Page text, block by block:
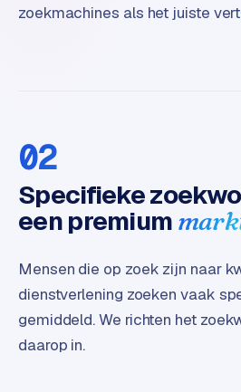
e
i
u
r
I
d
u
s
zoekmachines als het juiste
02
Specifieke
een premium
Mensen die op zoek zijn naar
dienstverlening zoeken vaak
gemiddeld. We richten het
daarop in.